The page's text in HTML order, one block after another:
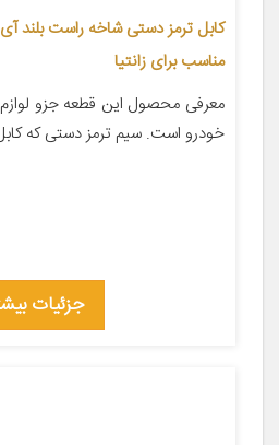
مناسب برای زانتیا
معرفی محصول این قطعه جزو
خودرو است. سیم ترمز دستی که
جزئیات